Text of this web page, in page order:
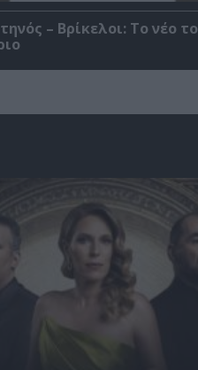
– Βρίκελοι: Το νέο